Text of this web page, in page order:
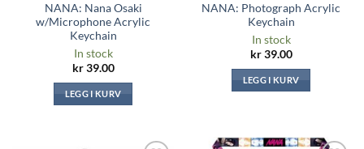
NANA: Nana Osaki
w/Microphone Acrylic
Keychain
In stock
kr39.00
LEGG I KURV
NANA: Photograph Acrylic
Keychain
In stock
kr39.00
LEGG I KURV